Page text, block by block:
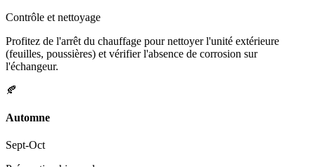
Contrôle et nettoyage
Profitez de l'arrêt du chauffage pour nettoyer l'unité extérieure
(feuilles, poussières) et vérifier l'absence de corrosion sur
l'échangeur.
🍂
Automne
Sept-Oct